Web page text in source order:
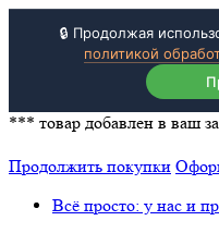
🔒 Продолжая
политикой
*** товар добавлен в ваш
Продолжить покупки
Всё просто: у нас и